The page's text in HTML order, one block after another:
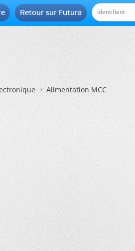
Retour sur Futura
Alimentation MCC